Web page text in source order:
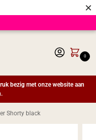
×
0
bezig met onze website aan
Shorty black